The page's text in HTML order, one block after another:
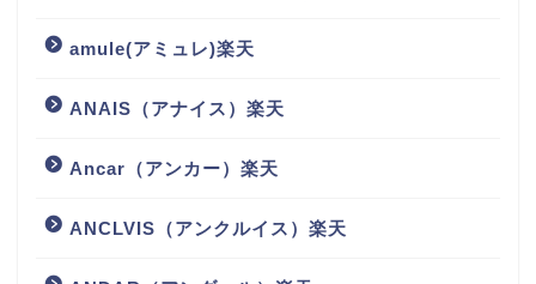
amule(アミュレ)楽天
ANAIS（アナイス）楽天
Ancar（アンカー）楽天
ANCLVIS（アンクルイス）楽天